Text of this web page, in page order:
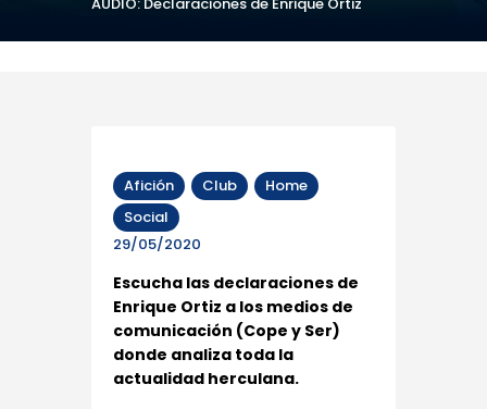
AUDIO: Declaraciones de Enrique Ortiz
Afición Club
Home
Social
29/05/2020
Escucha las declaraciones de
Enrique Ortiz a los medios de
comunicación (Cope y Ser)
donde analiza toda la
actualidad herculana.